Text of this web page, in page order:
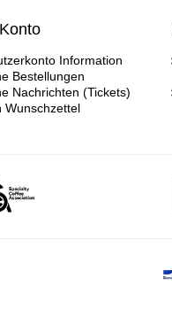
Information
Bestellungen
Nachrichten (Tickets)
Wunschzettel